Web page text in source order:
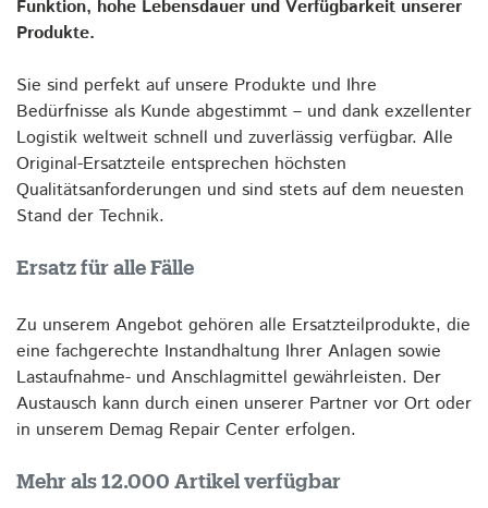
Funktion, hohe Lebensdauer und Verfügbarkeit unserer
Produkte.
Sie sind perfekt auf unsere Produkte und Ihre
Bedürfnisse als Kunde abgestimmt – und dank exzellenter
Logistik weltweit schnell und zuverlässig verfügbar. Alle
Original-Ersatzteile entsprechen höchsten
Qualitätsanforderungen und sind stets auf dem neuesten
Stand der Technik.
Ersatz für alle Fälle
Zu unserem Angebot gehören alle Ersatzteilprodukte, die
eine fachgerechte Instandhaltung Ihrer Anlagen sowie
Lastaufnahme- und Anschlagmittel gewährleisten. Der
Austausch kann durch einen unserer Partner vor Ort oder
in unserem Demag Repair Center erfolgen.
Mehr als 12.000 Artikel verfügbar